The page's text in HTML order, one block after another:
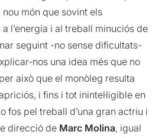
món que sovint els
l’energia i al treball minuciós de
seguint -no sense dificultats-
nos una idea més que no
això que el monòleg resulta
i fins i tot inintel·ligible en
fos pel treball d’una gran actriu i
direcció de Marc Molina, igual